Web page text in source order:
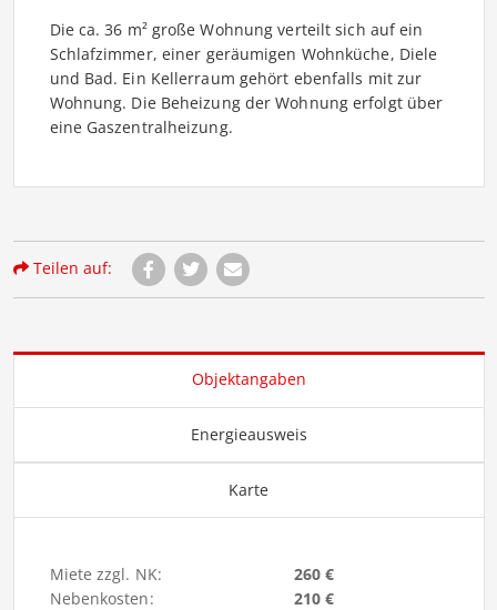
Die ca. 36 m² große Wohnung verteilt sich auf ein
Schlafzimmer, einer geräumigen Wohnküche, Diele
und Bad. Ein Kellerraum gehört ebenfalls mit zur
Wohnung. Die Beheizung der Wohnung erfolgt über
eine Gaszentralheizung.
Teilen auf:
Objektangaben
Energieausweis
Karte
Miete zzgl. NK:
260 €
Nebenkosten:
210 €